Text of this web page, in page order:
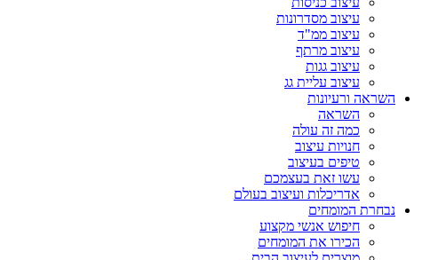
עיצוב מסדרונות
עיצוב ממ"ד
עיצוב מרתף
עיצוב גגות
עיצוב עליית גג
השראה ורעיונות
השראה
כמה זה עולה
חנויות עיצוב
טיפים בעיצוב
עשו זאת בעצמכם
אדריכלות ועיצוב בעולם
נבחרת המומחים
חיפוש אנשי מקצוע
הכירו את המומחים